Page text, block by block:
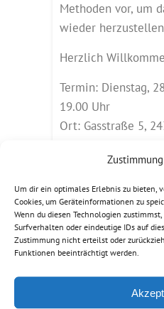
Um dir ein optimales Erlebnis zu bieten,
Cookies, um Geräteinformationen zu
Wenn du diesen Technologien
Surfverhalten oder eindeutige IDs auf
Zustimmung nicht erteilst oder
Funktionen beeinträchtigt werden.
Methoden vor, um
wieder
Herzlich
Termin: Dienstag,
19.00 Uhr
Ort: Gasstraße 5,
Kosten: 10,- Euro
Anmeldung und
per Telefon oder
04351.7534590/
Kontaktformular.